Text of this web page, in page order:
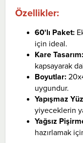
Özellikler:
60'lı Paket:
için ideal.
Kare Tasarım:
kapsayarak
Boyutlar:
uygundur.
Yapışmaz
yiyeceklerin
Yağsız
hazırlamak